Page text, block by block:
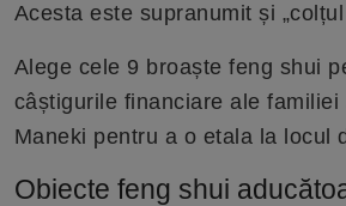
Acesta este supranumit și
Alege cele 9 broaște feng shui
câștigurile financiare ale familiei
Maneki pentru a o etala la locul
Obiecte feng shui